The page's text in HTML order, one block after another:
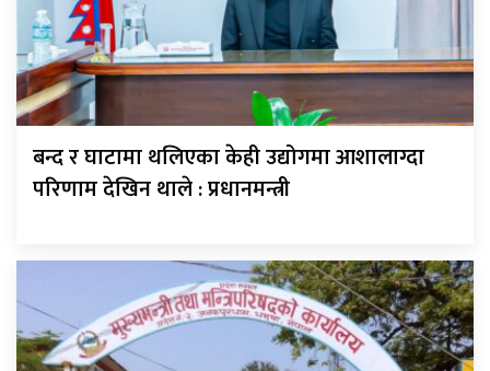
बन्द र घाटामा थलिएका केही उद्योगमा आशालाग्दा
परिणाम देखिन थाले : प्रधानमन्त्री